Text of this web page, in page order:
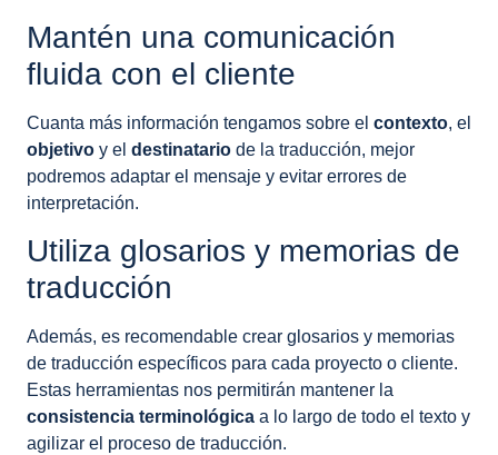
Mantén una comunicación
fluida con el cliente
Cuanta más información tengamos sobre el contexto, el
objetivo y el destinatario de la traducción, mejor
podremos adaptar el mensaje y evitar errores de
interpretación.
Utiliza glosarios y memorias de
traducción
Además, es recomendable crear glosarios y memorias
de traducción específicos para cada proyecto o cliente.
Estas herramientas nos permitirán mantener la
consistencia terminológica a lo largo de todo el texto y
agilizar el proceso de traducción.